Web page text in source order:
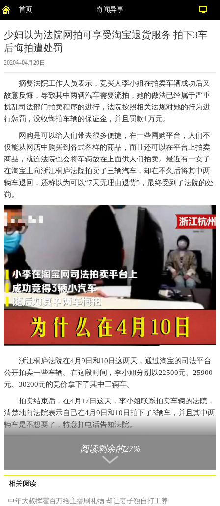
首页 奇闻异事
少妇以为法院网拍可享受淘宝退货服务 拍下3车
后悔拍遭处罚
2020年04月29日
摘要法院工作人员表示，竞买人李小姐在拍卖车辆成功后又
故意反悔，导致其中两辆汽车需要流拍，她的做法已经属于严重
扰乱司法部门拍卖程序的进行，法院按照相关法规对她的行为进
行惩罚，没收悔拍车辆的保证金，并且罚款1万元。
网购是可以给人们带去很多便捷，在一些网购平台，人们不
仅能从网店中购买到各式各样的商品，而且还可以在平台上拍卖
商品，就连法院也会将车辆放在上面供人们拍卖。最近有一女子
在淘宝上向浙江桐庐法院拍卖了三辆汽车，却在不久后将其中两
辆车退回，还称以为可以“7天无理由退货”，最终受到了法院的处
罚。
浙江桐庐法院在4月9日和10日这两天，通过淘宝的司法平台
公开拍卖一些车辆。在这段时间，李小姐分别以22500元、25900
元、30200元的竞价拿下了其中三辆车。
拍卖结束后，在4月17日这天，李小姐联系拍卖车辆的法院，
清楚地向法院表示自己在4月9日和10日拍下了3辆车，并且其中两
辆车是不想要了，特意打电话告知法院。
阅读剩余的27%
相关阅读
中年大叔挥霍百万给主播刷礼物 却让妻子独自打工养